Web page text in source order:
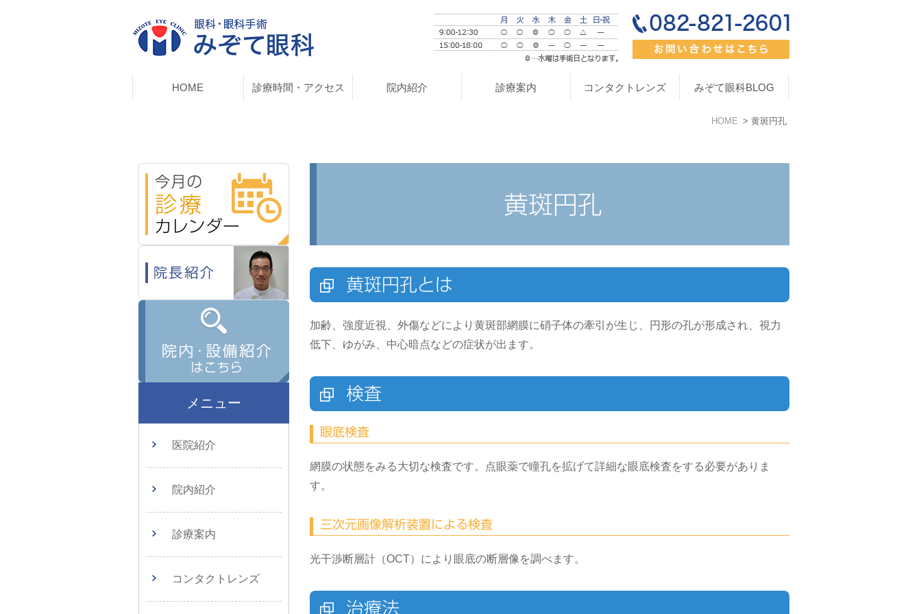
HOME 診療時間・アクセス 院内紹介 診療案内 コンタクトレンズ みぞて眼科BLOG
HOME 黄斑円孔
黄斑円孔
黄斑円孔とは
加齢、強度近視、外傷などにより黄斑部網膜に硝子体の牽引が生じ、円形の孔が形成され、視力
低下、ゆがみ、中心暗点などの症状が出ます。
検査
眼底検査
網膜の状態をみる大切な検査です。点眼薬で瞳孔を拡げて詳細な眼底検査をする必要がありま
す。
三次元画像解析装置による検査
光干渉断層計（OCT）により眼底の断層像を調べます。
治療法
メニュー
医院紹介
院内紹介
診療案内
コンタクトレンズ